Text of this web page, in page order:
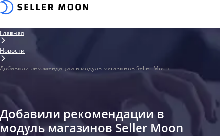
Главная
Новости
Добавили рекомендации в модуль магазинов Seller Moon
Добавили рекомендации в
модуль магазинов Seller Moon